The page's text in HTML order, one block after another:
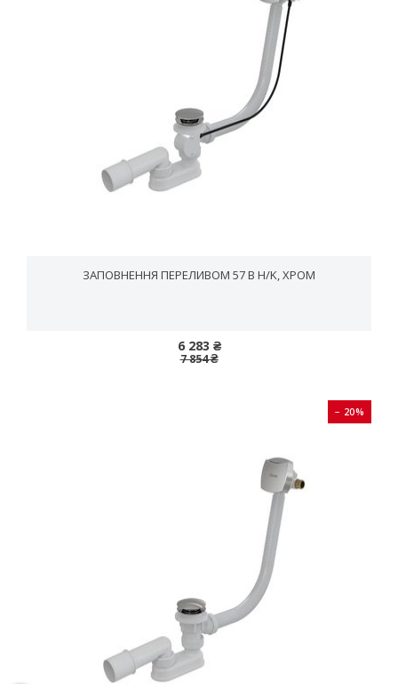
ЗАПОВНЕННЯ ПЕРЕЛИВОМ 57 B H/K, ХРОМ
6 283 ₴
7 854 ₴
− 20%